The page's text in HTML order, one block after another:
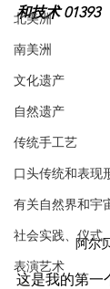
北美洲
南美洲
文化遗产
自然遗产
传统手工艺
口头传统和表现
有关自然界和宇
社会实践、仪式
表演艺术
和技术 01393
阿尔
这是我的第一